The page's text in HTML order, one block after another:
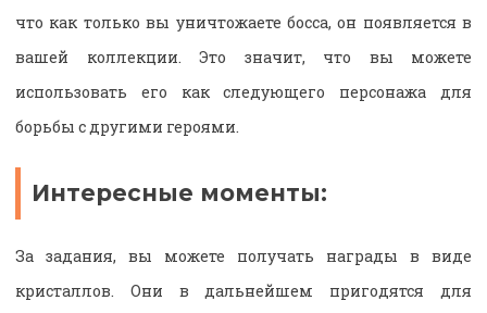
что как только вы уничтожаете босса, он появляется в
вашей коллекции. Это значит, что вы можете
использовать его как следующего персонажа для
борьбы с другими героями.
Интересные моменты:
За задания, вы можете получать награды в виде
кристаллов. Они в дальнейшем пригодятся для